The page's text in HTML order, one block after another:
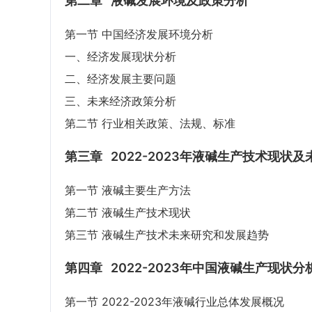
第一节 中国经济发展环境分析
一、经济发展现状分析
二、经济发展主要问题
三、未来经济政策分析
第二节 行业相关政策、法规、标准
第三章 2022-2023年液碱生产技术现状及
第一节 液碱主要生产方法
第二节 液碱生产技术现状
第三节 液碱生产技术未来研究和发展趋势
第四章 2022-2023年中国液碱生产现状分
第一节 2022-2023年液碱行业总体发展概况